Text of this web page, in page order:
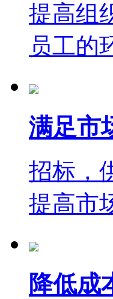
提高组
员工的
满足市
招标，
提高市
降低成